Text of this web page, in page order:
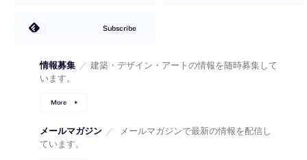
Subscribe
情報募集 ／ 建築・デザイン・アートの情報を随時募集して
います。
More
メールマガジン ／
メールマガジンで最新の情報を配信し
ています。